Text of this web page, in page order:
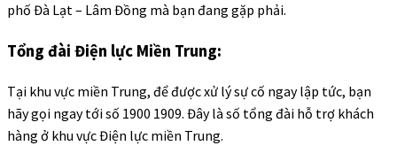
phố Đà Lạt – Lâm Đồng mà bạn đang gặp phải.
Tổng đài Điện lực Miền Trung:
Tại khu vực miền Trung, để được xử lý sự cố ngay lập tức, bạn
hãy gọi ngay tới số 1900 1909. Đây là số tổng đài hỗ trợ khách
hàng ở khu vực Điện lực miền Trung.